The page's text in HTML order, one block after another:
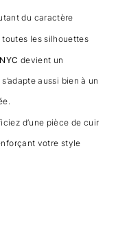
du caractère
les silhouettes
devient un
aussi bien à un
d’une pièce de cuir
votre style